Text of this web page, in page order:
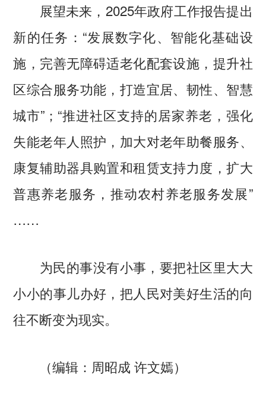
展望未来，2025年政府工作报告提出
新的任务：“发展数字化、智能化基础设
施，完善无障碍适老化配套设施，提升社
区综合服务功能，打造宜居、韧性、智慧
城市”；“推进社区支持的居家养老，强化
失能老年人照护，加大对老年助餐服务、
康复辅助器具购置和租赁支持力度，扩大
普惠养老服务，推动农村养老服务发展”
……
为民的事没有小事，要把社区里大大
小小的事儿办好，把人民对美好生活的向
往不断变为现实。
（编辑：周昭成 许文嫣）